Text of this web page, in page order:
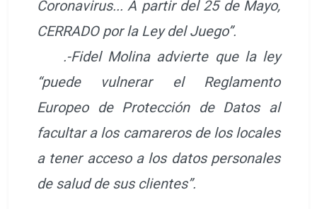
Coronavirus... A partir del 25 de Mayo,
CERRADO por la Ley del Juego”.
.-Fidel Molina advierte que la ley
“puede vulnerar el Reglamento
Europeo de Protección de Datos al
facultar a los camareros de los locales
a tener acceso a los datos personales
de salud de sus clientes”.